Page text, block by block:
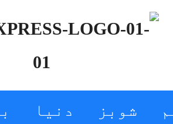
شوبز دنیا